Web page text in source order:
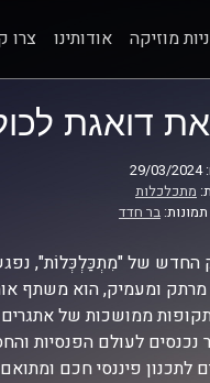
מוזיקה אודותינו צרו
את דואגת
מתכלכלות
בר חדד
של "מִתְכַּלְכְּלוֹת",
מרתק ומעמיק, הוא משתף
ממושכות של
לעולם הפנסיות
לתכנון פיננסי חכם